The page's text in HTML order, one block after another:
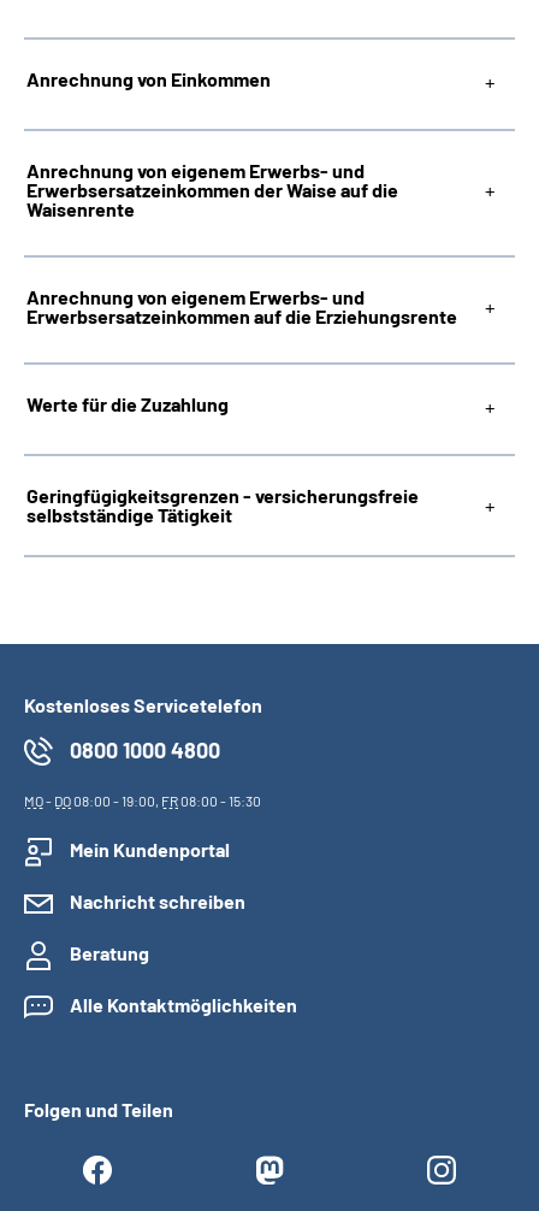
Anrechnung von Einkommen
Anrechnung von eigenem Erwerbs- und
Erwerbsersatzeinkommen der Waise auf die
Waisenrente
Anrechnung von eigenem Erwerbs- und
Erwerbsersatzeinkommen auf die Erziehungsrente
Werte für die Zuzahlung
Geringfügigkeitsgrenzen - versicherungsfreie
selbstständige Tätigkeit
Kostenloses Servicetelefon
0800 1000 4800
MO- DO08:00 - 19:00, FR08:00 - 15:30
Mein Kundenportal
Nachricht schreiben
Beratung
Alle Kontaktmöglichkeiten
Folgen und Teilen